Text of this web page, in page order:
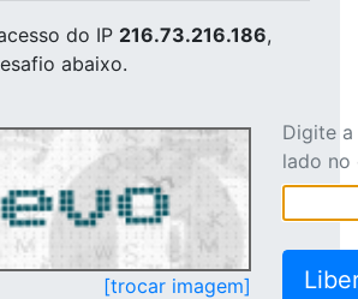
do IP 216.73.216.186,
abaixo.
[trocar imagem]
Digite
lado no